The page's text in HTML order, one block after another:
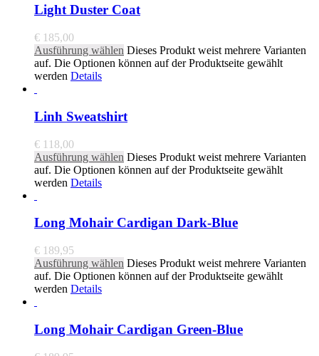
Light Duster Coat
€ 185,00
Ausführung wählen Dieses Produkt weist mehrere Varianten
auf. Die Optionen können auf der Produktseite gewählt
werden Details
Linh Sweatshirt
€ 118,00
Ausführung wählen Dieses Produkt weist mehrere Varianten
auf. Die Optionen können auf der Produktseite gewählt
werden Details
Long Mohair Cardigan Dark-Blue
€ 189,95
Ausführung wählen Dieses Produkt weist mehrere Varianten
auf. Die Optionen können auf der Produktseite gewählt
werden Details
Long Mohair Cardigan Green-Blue